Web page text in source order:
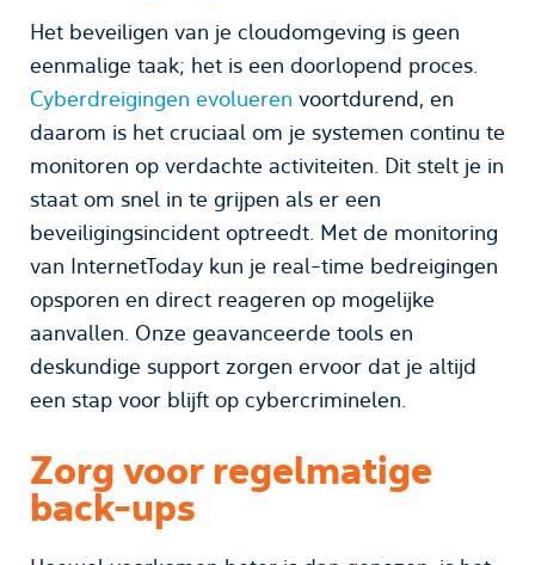
Het beveiligen van je cloudomgeving is geen
eenmalige taak; het is een doorlopend proces.
Cyberdreigingen evolueren voortdurend, en
daarom is het cruciaal om je systemen continu te
monitoren op verdachte activiteiten. Dit stelt je in
staat om snel in te grijpen als er een
beveiligingsincident optreedt. Met de monitoring
van InternetToday kun je real-time bedreigingen
opsporen en direct reageren op mogelijke
aanvallen. Onze geavanceerde tools en
deskundige support zorgen ervoor dat je altijd
een stap voor blijft op cybercriminelen.
Zorg voor regelmatige
back-ups